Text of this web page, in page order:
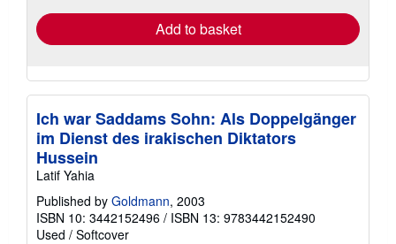
Add to basket
Ich war Saddams Sohn: Als Doppelgänger
im Dienst des irakischen Diktators
Hussein
Latif Yahia
Published by Goldmann, 2003
ISBN 10: 3442152496 / ISBN 13: 9783442152490
Used / Softcover